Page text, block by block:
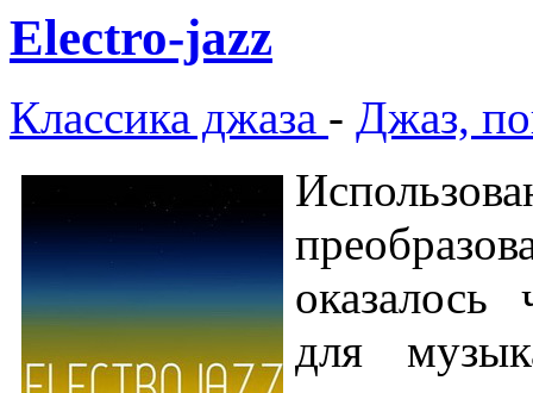
Electro-jazz
Классика джаза - Джаз,
оказалось
для